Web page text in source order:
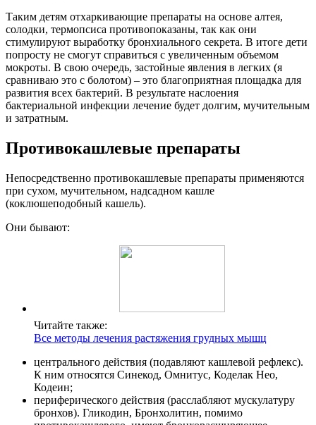
Таким детям отхаркивающие препараты на основе алтея,
солодки, термопсиса противопоказаны, так как они
стимулируют выработку бронхиального секрета. В итоге дети
попросту не смогут справиться с увеличенным объемом
мокроты. В свою очередь, застойные явления в легких (я
сравниваю это с болотом) – это благоприятная площадка для
развития всех бактерий. В результате наслоения
бактериальной инфекции лечение будет долгим, мучительным
и затратным.
Противокашлевые препараты
Непосредственно противокашлевые препараты применяются
при сухом, мучительном, надсадном кашле
(коклюшеподобный кашель).
Они бывают:
Читайте также:
Все методы лечения растяжения грудных мышц
центрального действия (подавляют кашлевой рефлекс).
К ним относятся Синекод, Омнитус, Коделак Нео,
Кодеин;
периферического действия (расслабляют мускулатуру
бронхов). Гликодин, Бронхолитин, помимо